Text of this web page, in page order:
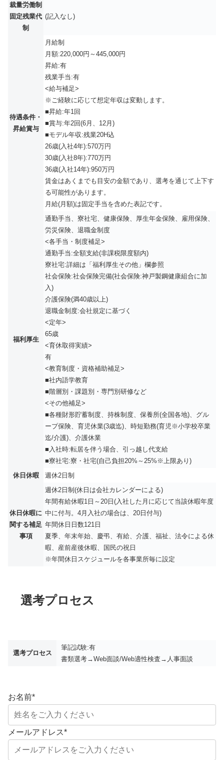
裁量労働制
固定残業代
制
(記入なし)
待遇条件・
昇給賞与
月給制
月額:220,000円～445,000円
昇給:有
残業手当:有
<給与補足>
※ご経験に応じて想定年収は変動します。
■昇給:年1回
■賞与:年2回(6月、12月)
■モデル年収:残業20H込
26歳(入社4年):570万円
30歳(入社8年):770万円
36歳(入社14年):950万円
賃金はあくまでも目安の金額であり、選考を通じて上下す
る可能性があります。
月給(月額)は固定手当を含めた表記です。
福利厚生
通勤手当、寮社宅、健康保険、厚生年金保険、雇用保険、
労災保険、退職金制度
<各手当・制度補足>
通勤手当:全額支給(非課税限度額内)
寮社宅:詳細は「福利厚生その他」欄参照
社会保険:社会保険完備(社会保険:神戸製鋼健康組合に加
入)
介護保険(満40歳以上)
退職金制度:会社規定に基づく
<定年>
65歳
<育休取得実績>
有
<教育制度・資格補助補足>
■社内語学教育
■階層別・課題別・専門別研修など
<その他補足>
■各種財形貯蓄制度、持株制度、保養所(全国各地)、グル
ープ保険、育児休業(3歳迄)、時短勤務(育児※小学校卒業
迄/介護)、介護休業
■入社時:転居を伴う場合、引っ越し代支給
■寮社宅:寮・社宅(自己負担20%～25%※上限あり)
休日休暇
週休2日制
休日休暇に
関する補足
事項
週休2日制(休日は会社カレンダーによる)
年間有給休暇1日～20日(入社した月に応じて当該休暇年度
中に付与。4月入社の場合は、20日付与)
年間休日日数121日
夏季、年末年始、慶弔、有給、介護、福祉、法令による休
暇、産前産後休暇、国民の祝日
※年間休日スケジュールを各事業所毎に設定
選考プロセス
選考プロセス
筆記試験:有
書類選考→Web面談/Web適性検査→人事面談
お名前*
メールアドレス*